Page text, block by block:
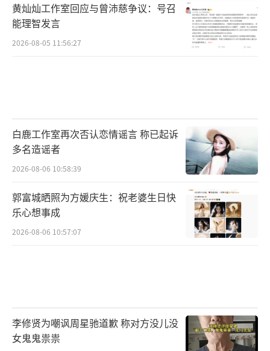
黄灿灿工作室回应与曾沛慈争议：号召
能理智发言
2026-08-05 11:56:27
白鹿工作室再次否认恋情谣言 称已起诉
多名造谣者
2026-08-06 10:58:39
郭富城晒照为方媛庆生：祝老婆生日快
乐心想事成
2026-08-06 10:57:07
李修贤为嘲讽周星驰道歉 称对方没儿没
女鬼鬼祟祟